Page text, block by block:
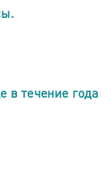
в течение года